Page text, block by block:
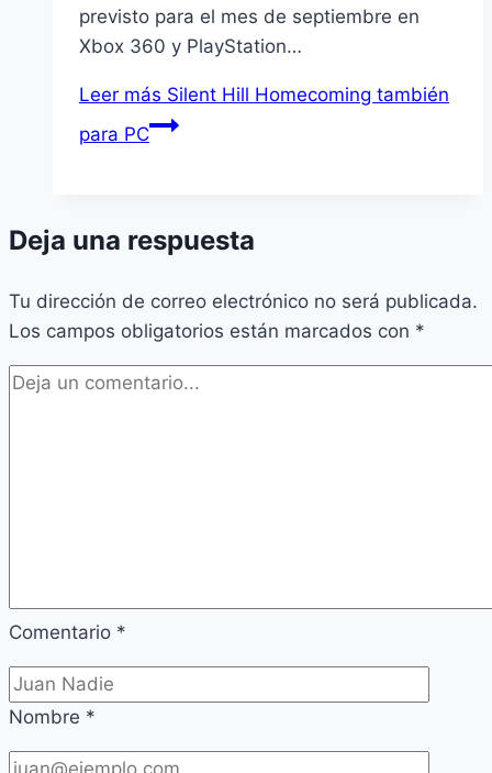
previsto para el mes de septiembre en
Xbox 360 y PlayStation…
Leer más Silent Hill Homecoming también
para PC
Deja una respuesta
Tu dirección de correo electrónico no será publicada.
Los campos obligatorios están marcados con *
Comentario *
Nombre *